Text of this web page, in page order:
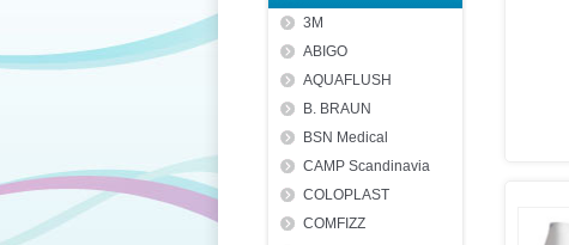
3M
ABIGO
AQUAFLUSH
B. BRAUN
BSN Medical
CAMP Scandinavia
COLOPLAST
COMFIZZ